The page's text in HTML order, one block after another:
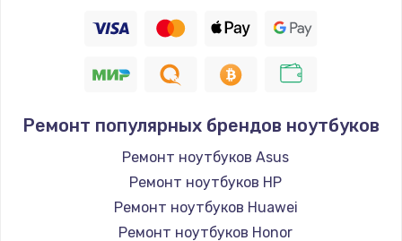
Ремонт популярных брендов ноутбуков
Ремонт ноутбуков Asus
Ремонт ноутбуков HP
Ремонт ноутбуков Huawei
Ремонт ноутбуков Honor